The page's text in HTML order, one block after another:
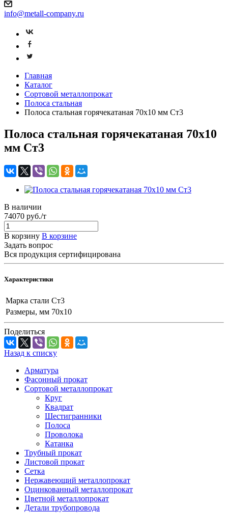
info@metall-company.ru
Главная
Каталог
Сортовой металлопрокат
Полоса стальная
Полоса стальная горячекатаная 70x10 мм Ст3
Полоса стальная горячекатаная 70x10
мм Ст3
В наличии
74070 руб./т
В корзину В корзине
Задать вопрос
Вся продукция сертифицирована
Характеристики
Марка стали Ст3
Размеры, мм 70x10
Поделиться
Назад к списку
Арматура
Фасонный прокат
Сортовой металлопрокат
Круг
Квадрат
Шестигранники
Полоса
Проволока
Катанка
Трубный прокат
Листовой прокат
Сетка
Нержавеющий металлопрокат
Оцинкованный металлопрокат
Цветной металлопрокат
Детали трубопровода